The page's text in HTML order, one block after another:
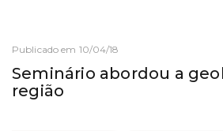
Publicado em 10/04/18
Seminário abordou a
região